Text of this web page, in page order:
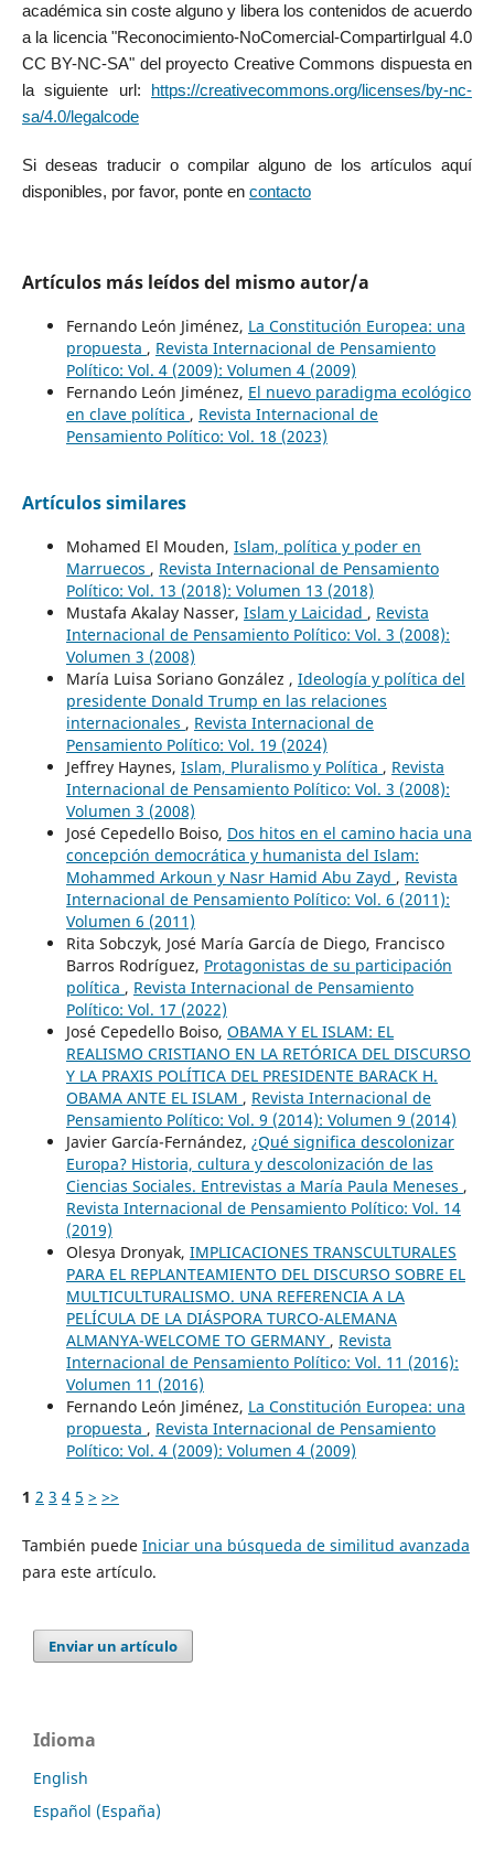
académica sin coste alguno y libera los contenidos de acuerdo
a la licencia "Reconocimiento-NoComercial-CompartirIgual 4.0
CC BY-NC-SA" del proyecto Creative Commons dispuesta en
la siguiente url: https://creativecommons.org/licenses/by-nc-
sa/4.0/legalcode
Si deseas traducir o compilar alguno de los artículos aquí
disponibles, por favor, ponte en contacto
Artículos más leídos del mismo autor/a
Fernando León Jiménez, La Constitución Europea: una
propuesta , Revista Internacional de Pensamiento
Político: Vol. 4 (2009): Volumen 4 (2009)
Fernando León Jiménez, El nuevo paradigma ecológico
en clave política , Revista Internacional de
Pensamiento Político: Vol. 18 (2023)
Artículos similares
Mohamed El Mouden, Islam, política y poder en
Marruecos , Revista Internacional de Pensamiento
Político: Vol. 13 (2018): Volumen 13 (2018)
Mustafa Akalay Nasser, Islam y Laicidad , Revista
Internacional de Pensamiento Político: Vol. 3 (2008):
Volumen 3 (2008)
María Luisa Soriano González , Ideología y política del
presidente Donald Trump en las relaciones
internacionales , Revista Internacional de
Pensamiento Político: Vol. 19 (2024)
Jeffrey Haynes, Islam, Pluralismo y Política , Revista
Internacional de Pensamiento Político: Vol. 3 (2008):
Volumen 3 (2008)
José Cepedello Boiso, Dos hitos en el camino hacia una
concepción democrática y humanista del Islam:
Mohammed Arkoun y Nasr Hamid Abu Zayd , Revista
Internacional de Pensamiento Político: Vol. 6 (2011):
Volumen 6 (2011)
Rita Sobczyk, José María García de Diego, Francisco
Barros Rodríguez, Protagonistas de su participación
política , Revista Internacional de Pensamiento
Político: Vol. 17 (2022)
José Cepedello Boiso, OBAMA Y EL ISLAM: EL
REALISMO CRISTIANO EN LA RETÓRICA DEL DISCURSO
Y LA PRAXIS POLÍTICA DEL PRESIDENTE BARACK H.
OBAMA ANTE EL ISLAM , Revista Internacional de
Pensamiento Político: Vol. 9 (2014): Volumen 9 (2014)
Javier García-Fernández, ¿Qué significa descolonizar
Europa? Historia, cultura y descolonización de las
Ciencias Sociales. Entrevistas a María Paula Meneses ,
Revista Internacional de Pensamiento Político: Vol. 14
(2019)
Olesya Dronyak, IMPLICACIONES TRANSCULTURALES
PARA EL REPLANTEAMIENTO DEL DISCURSO SOBRE EL
MULTICULTURALISMO. UNA REFERENCIA A LA
PELÍCULA DE LA DIÁSPORA TURCO-ALEMANA
ALMANYA-WELCOME TO GERMANY , Revista
Internacional de Pensamiento Político: Vol. 11 (2016):
Volumen 11 (2016)
Fernando León Jiménez, La Constitución Europea: una
propuesta , Revista Internacional de Pensamiento
Político: Vol. 4 (2009): Volumen 4 (2009)
1 2 3 4 5 > >>
También puede Iniciar una búsqueda de similitud avanzada
para este artículo.
Enviar un artículo
Idioma
English
Español (España)